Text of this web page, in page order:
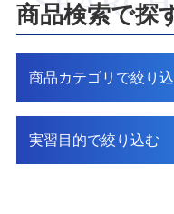
商品検索で探
商品カテゴリで絞り
実習目的で絞り込む